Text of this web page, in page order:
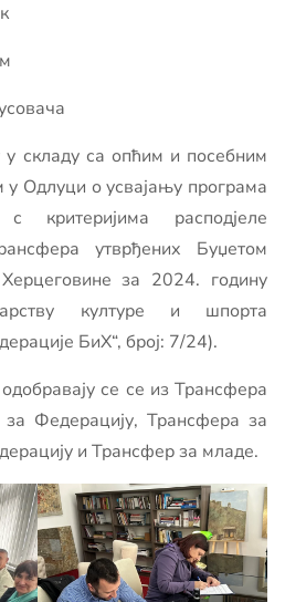
у складу са опћим и посебним
у Одлуци о усвајању програма
критеријима расподјеле
утврђених Буџетом
за 2024. годину
културе и шпорта
БиХ“, број: 7/24).
се се из Трансфера
за Федерацију, Трансфера за
и Трансфер за младе.